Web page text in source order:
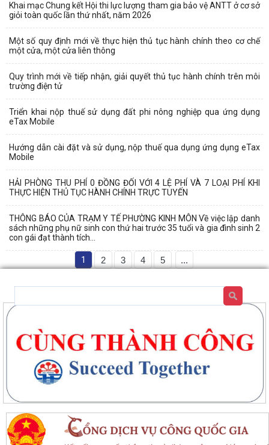
Khai mạc Chung kết Hội thi lực lượng tham gia bảo vệ ANTT ở cơ sở
giỏi toàn quốc lần thứ nhất, năm 2026
Một số quy định mới về thực hiện thủ tục hành chính theo cơ chế
một cửa, một cửa liên thông
Quy trình mới về tiếp nhận, giải quyết thủ tục hành chính trên môi
trường điện tử
Triển khai nộp thuế sử dụng đất phi nông nghiệp qua ứng dụng
eTax Mobile
Hướng dẫn cài đặt và sử dụng, nộp thuế qua dụng ứng dụng eTax
Mobile
HẢI PHÒNG THU PHÍ 0 ĐỒNG ĐỐI VỚI 4 LỆ PHÍ VÀ 7 LOẠI PHÍ KHI
THỰC HIỆN THỦ TỤC HÀNH CHÍNH TRỰC TUYẾN
THÔNG BÁO CỦA TRẠM Y TẾ PHƯỜNG KINH MÔN Về việc lập danh
sách những phụ nữ sinh con thứ hai trước 35 tuổi và gia đình sinh 2
con gái đạt thành tích...
1 2 3 4 5 ...